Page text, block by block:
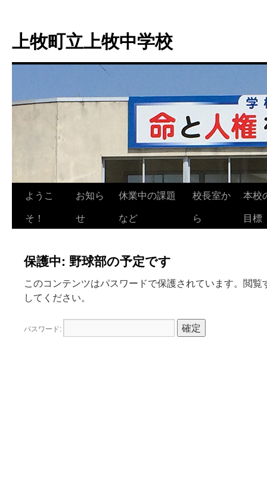
上牧町立上牧中学校
ン
ン
ツ
ス
ようこ
そ！
お知ら
せ
休業中の課題
など
校長室か
ら
本校
目標
保護中: 野球部の予定です
このコンテンツはパスワードで保護されています。閲
してください。
パスワード: